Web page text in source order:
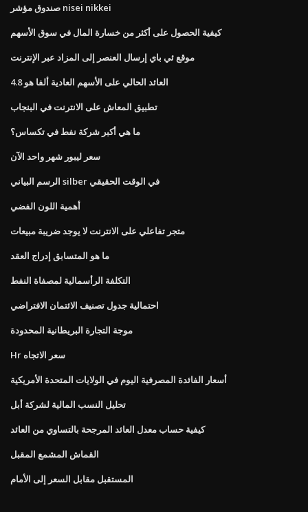
صندوق مؤشر nisei nikkei
كيفية الحصول على أكثر من خسارة المال في سوق الأسهم
موقع ئي باي إرسال العنصر إلى المزاد عبر الإنترنت
العائد الحالي على الأسهم العادية ألفا هو 4.8
تطبيق المعاش على الانترنت في البنجاب
ما هي أكبر شركة نفط في تكساس؟
سعر ليبور شهر واحد الآن
الرسم البياني silber في الوقت الحقيقي
أهمية اللون الفضي
متجر تفاعلي على الانترنت لا يوجد ضريبة مبيعات
ما هو المتسابق إدراج العقد
التكلفة الرأسمالية لمصفاة النفط
احتمالية جدول تصنيف الائتمان الافتراضي
موجة التجارة البريطانية المحدودة
Hr سعر الاتجاه
أسعار الفائدة المصرفية اليوم في الولايات المتحدة الأمريكية
تحليل النسب المالية لشركة أبل
كيفية حساب معدل العائد المرجحة بالتساوي من العائد
القماش المشمع المقبل
المستقبل مقابل السعر إلى الأمام